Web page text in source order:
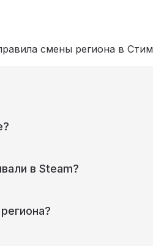
смены региона в Стим
в Steam?